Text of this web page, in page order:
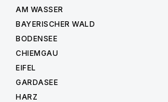
AM WASSER
BAYERISCHER WALD
BODENSEE
CHIEMGAU
EIFEL
GARDASEE
HARZ